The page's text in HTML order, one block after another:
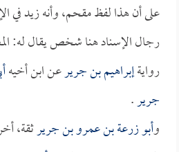
على أن هذا لفظ مقحم، وأنه زيد في
رجال الإسناد هنا شخص يقال له:
روايةإبراهيم بن جريرعن ابن أخيه
جرير.
وأبو زرعة بن عمرو بن جريرثقة،